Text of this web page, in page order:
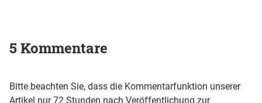
5 Kommentare
Bitte beachten Sie, dass die Kommentarfunktion unserer
Artikel nur 72 Stunden nach Veröffentlichung zur